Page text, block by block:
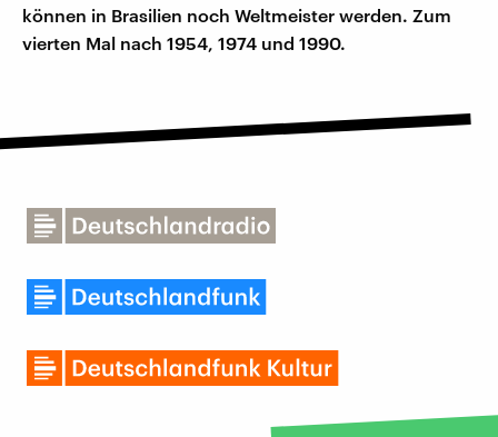
können in Brasilien noch Weltmeister werden. Zum
vierten Mal nach 1954, 1974 und 1990.